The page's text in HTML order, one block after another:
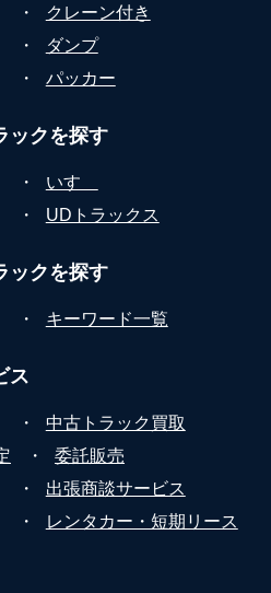
・
クレーン付き
・
ダンプ
・ パッカー
ックを探す
・
いすゞ
・ UDトラックス
ックを探す
・ キーワード一覧
ス
・
中古トラック買取
・
委託販売
・
出張商談サービス
・ レンタカー・短期リース